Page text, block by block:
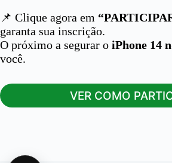
📌 Clique agora em
garanta sua inscrição.
O próximo a segurar o iPhone 14
você.
VER COMO